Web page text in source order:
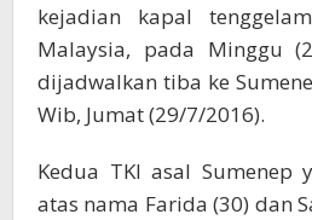
kejadian kapal
Malaysia, pada Minggu
dijadwalkan tiba ke
Wib, Jumat (29/7/2016).
Kedua TKI asal Sumenep
atas nama Farida (30) dan